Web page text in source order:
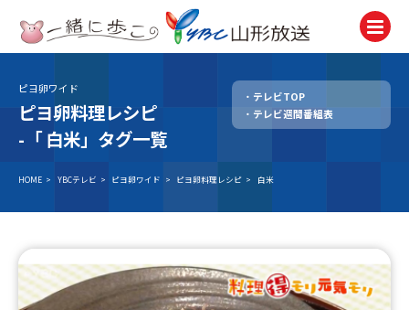
テレビ
TV
ニュース
アナウンサー
Announcer
ピヨ卵ワイド
ピヨ卵料理レシピ
-「白米」タグ一覧
テレビTOP
テレビ週間番組表
HOME > YBCテレビ > ピヨ卵ワイド > ピヨ卵料理レシピ > 白米